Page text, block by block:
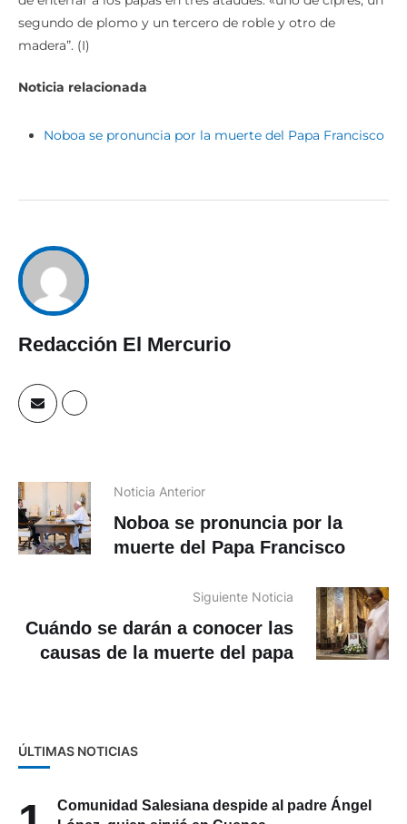
segundo de plomo y un tercero de roble y otro de
madera”. (I)
Noticia relacionada
Noboa se pronuncia por la muerte del Papa Francisco
Redacción El Mercurio
Noticia Anterior
Noboa se pronuncia por la
muerte del Papa Francisco
Siguiente Noticia
Cuándo se darán a conocer las
causas de la muerte del papa
ÚLTIMAS NOTICIAS
Comunidad Salesiana despide al padre Ángel